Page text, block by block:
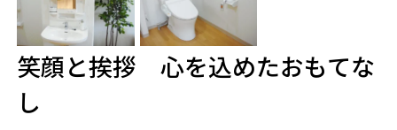
笑顔と挨拶 心を込めたおもてな
し